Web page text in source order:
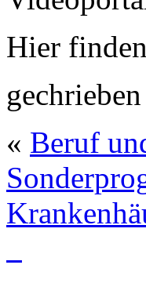
Hier
« Beruf